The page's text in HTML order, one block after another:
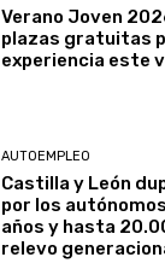
Verano Joven
plazas gratuitas
experiencia este
AUTOEMPLEO
Castilla y León
por los
años y hasta
relevo